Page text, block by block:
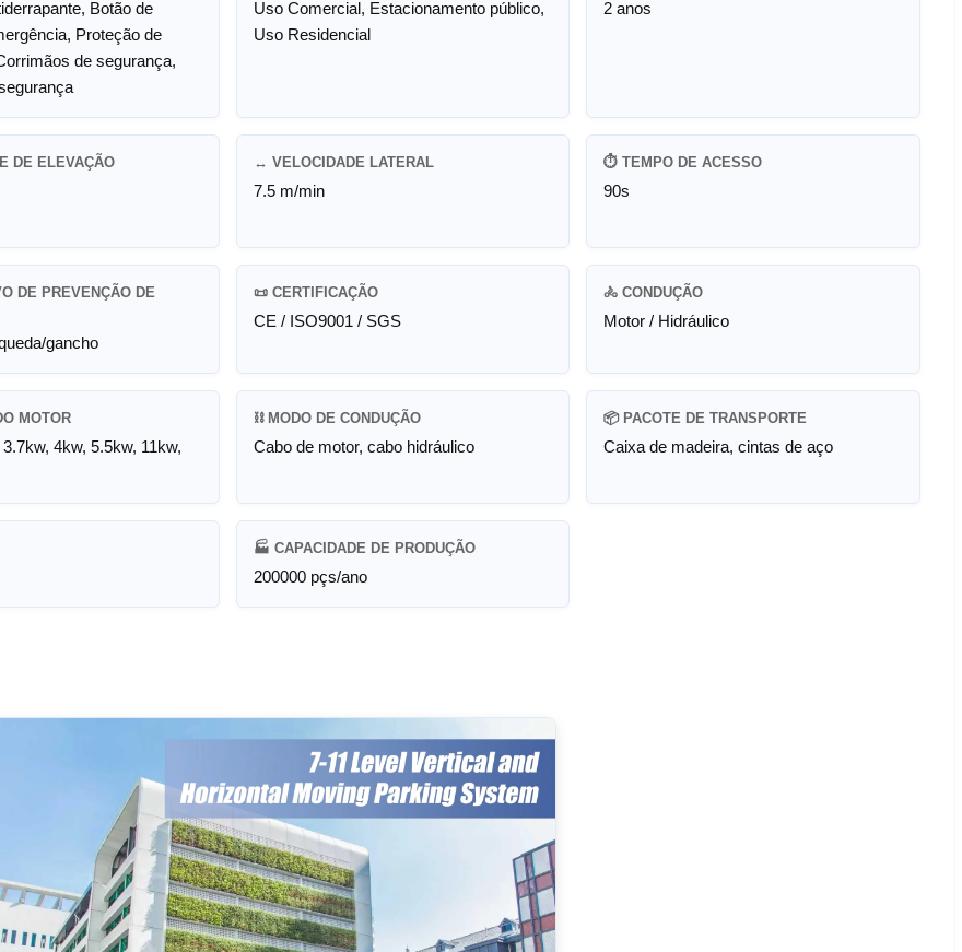
Botão de
Proteção de
de segurança,
Uso Comercial, Estacionamento público,
Uso Residencial
2 anos
DE ELEVAÇÃO ↔️ VELOCIDADE LATERAL
7.5 m/min
⏱️ TEMPO DE ACESSO
90s
DE PREVENÇÃO DE
gancho
📜 CERTIFICAÇÃO
CE / ISO9001 / SGS
🚴 CONDUÇÃO
Motor / Hidráulico
MOTOR
4kw, 5.5kw, 11kw,
⛓️ MODO DE CONDUÇÃO
Cabo de motor, cabo hidráulico
📦 PACOTE DE TRANSPORTE
Caixa de madeira, cintas de aço
🏭 CAPACIDADE DE PRODUÇÃO
200000 pçs/ano